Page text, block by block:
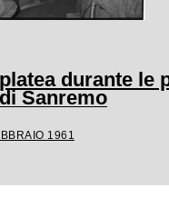
durante le
Sanremo
1961